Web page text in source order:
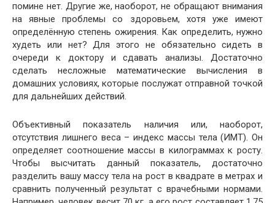
помине нет. Другие же, наоборот, не обращают внимания
на явные проблемы со здоровьем, хотя уже имеют
определённую степень ожирения. Как определить, нужно
худеть или нет? Для этого не обязательно сидеть в
очереди к доктору и сдавать анализы. Достаточно
сделать несложные математические вычисления в
домашних условиях, которые послужат отправной точкой
для дальнейших действий.
Объективный показатель наличия или, наоборот,
отсутствия лишнего веса – индекс массы тела (ИМТ). Он
определяет соотношение массы в килограммах к росту.
Чтобы высчитать данный показатель, достаточно
разделить вашу массу тела на рост в квадрате в метрах и
сравнить полученный результат с врачебными нормами.